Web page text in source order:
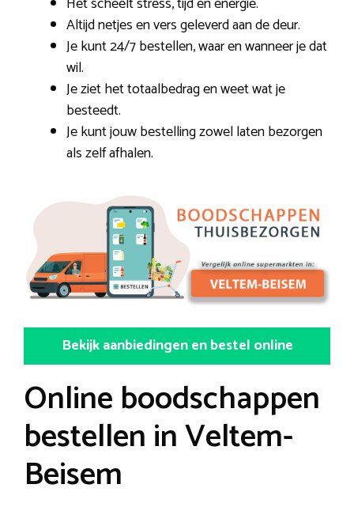
Altijd netjes en vers geleverd aan de deur.
Je kunt 24/7 bestellen, waar en wanneer je dat
wil.
Je ziet het totaalbedrag en weet wat je
besteedt.
Je kunt jouw bestelling zowel laten bezorgen
als zelf afhalen.
Bekijk aanbiedingen en bestel online
Online boodschappen
bestellen in Veltem-
Beisem